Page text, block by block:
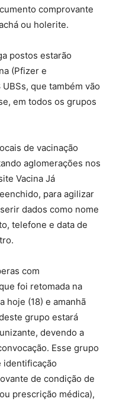
comprovante
ou holerite.
postos estarão
(Pfizer e
que também vão
em todos os grupos
de vacinação
aglomerações nos
Vacina Já
para agilizar
dados como nome
telefone e data de
com
foi retomada na
hoje (18) e amanhã
grupo estará
devendo a
Esse grupo
identificação
de condição de
prescrição médica),